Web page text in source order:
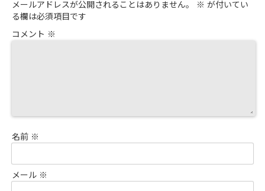
メールアドレスが公開されることはありません。 ※ が付いてい
る欄は必須項目です
コメント ※
名前 ※
メール ※